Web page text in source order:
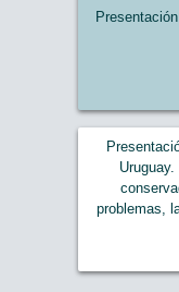
problemas,